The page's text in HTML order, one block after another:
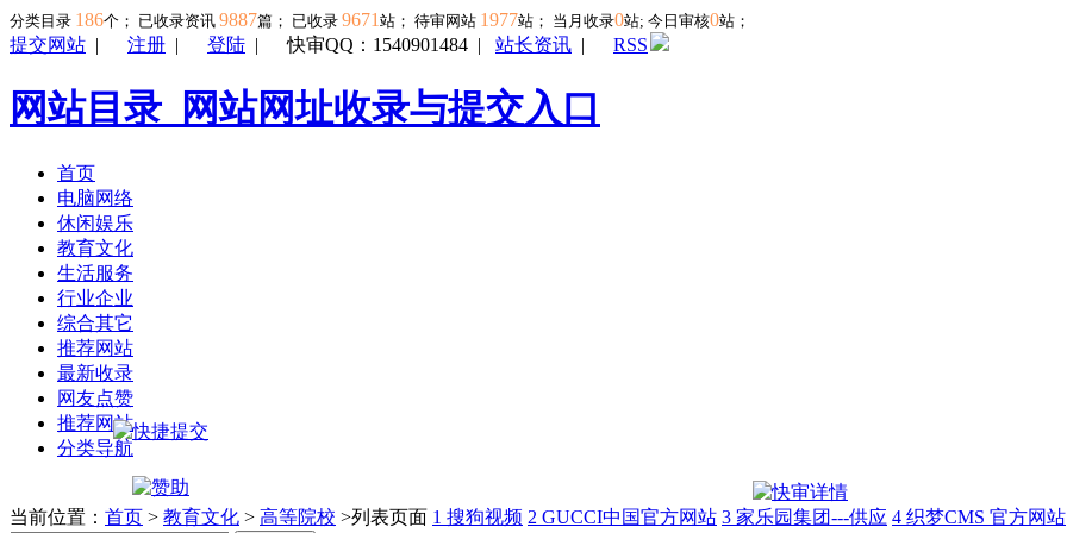
分类目录 186个； 已收录资讯 9887篇； 已收录 9671 站； 待审网站 1977站； 当月收录0站; 今日审核0站；
提交网站 | 注册 | 登陆 |快审QQ：1540901484 | 站长资讯 | RSS
网站目录_网站网址收录与提交入口
首页
电脑网络
休闲娱乐
教育文化
生活服务
行业企业
综合其它
推荐网站
最新收录
网友点赞
推荐网站
分类导航
当前位置： 首页 > 教育文化 > 高等院校 >列表页面 1 搜狗视频 2 GUCCI中国官方网站 3 家乐园集团---供应 4 织梦CMS 官方网站